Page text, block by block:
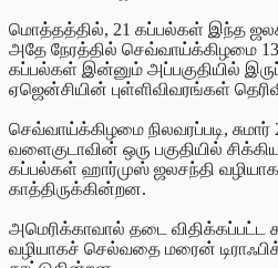
மொத்தத்தில், 21 கப்பல்கள் இந்த
அதே நேரத்தில் செவ்வாய்க்கிழமை
கப்பல்கள் இன்னும் அப்பகுதியில்
ஏஜென்சியின் புள்ளிவிவரங்கள்
செவ்வாய்க்கிழமை நிலவரப்படி,
வளைகுடாவின் ஒரு பகுதியில்
கப்பல்கள் ஹார்முஸ் ஜலசந்தி
காத்திருக்கின்றன.
அமெரிக்காவால் தடை விதிக்கப்பட்ட
வழியாகச் செல்வதை மரைன்